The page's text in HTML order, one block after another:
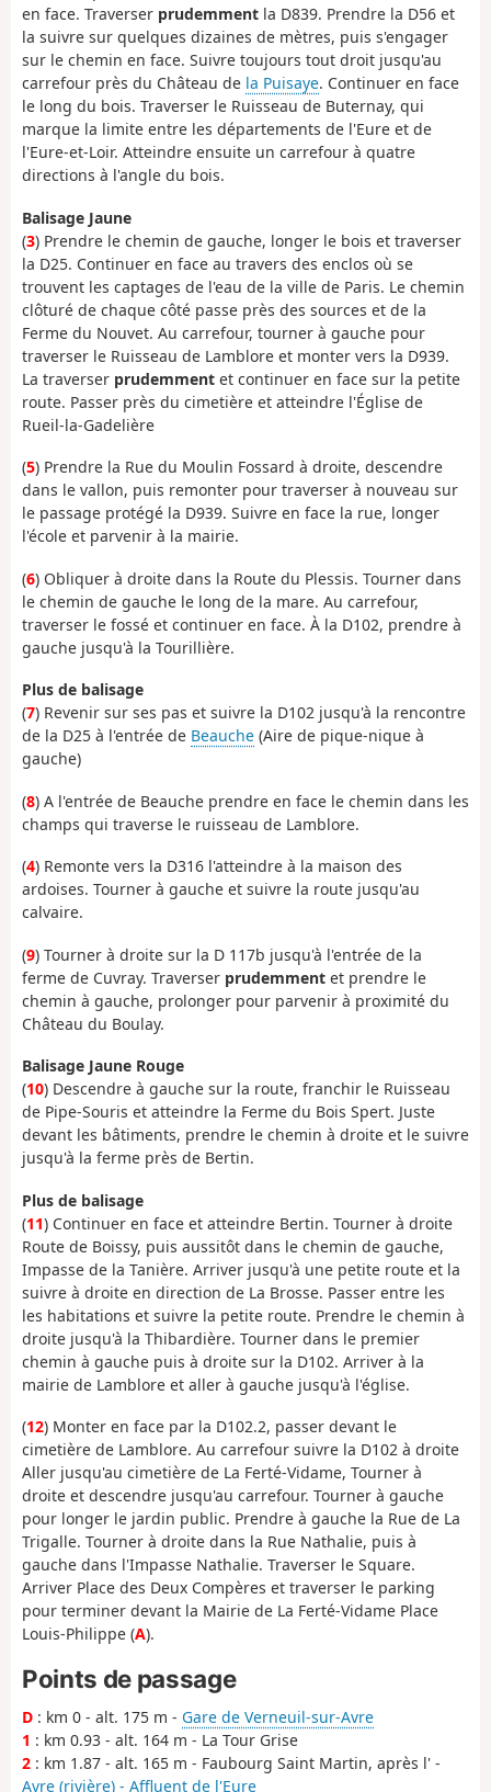
en face. Traverser prudemment la D839. Prendre la D56 et
la suivre sur quelques dizaines de mètres, puis s'engager
sur le chemin en face. Suivre toujours tout droit jusqu'au
carrefour près du Château de la Puisaye. Continuer en face
le long du bois. Traverser le Ruisseau de Buternay, qui
marque la limite entre les départements de l'Eure et de
l'Eure-et-Loir. Atteindre ensuite un carrefour à quatre
directions à l'angle du bois.
Balisage Jaune
(3) Prendre le chemin de gauche, longer le bois et traverser
la D25. Continuer en face au travers des enclos où se
trouvent les captages de l'eau de la ville de Paris. Le chemin
clôturé de chaque côté passe près des sources et de la
Ferme du Nouvet. Au carrefour, tourner à gauche pour
traverser le Ruisseau de Lamblore et monter vers la D939.
La traverser prudemment et continuer en face sur la petite
route. Passer près du cimetière et atteindre l'Église de
Rueil-la-Gadelière
(5) Prendre la Rue du Moulin Fossard à droite, descendre
dans le vallon, puis remonter pour traverser à nouveau sur
le passage protégé la D939. Suivre en face la rue, longer
l'école et parvenir à la mairie.
(6) Obliquer à droite dans la Route du Plessis. Tourner dans
le chemin de gauche le long de la mare. Au carrefour,
traverser le fossé et continuer en face. À la D102, prendre à
gauche jusqu'à la Tourillière.
Plus de balisage
(7) Revenir sur ses pas et suivre la D102 jusqu'à la rencontre
de la D25 à l'entrée de Beauche (Aire de pique-nique à
gauche)
(8) A l'entrée de Beauche prendre en face le chemin dans les
champs qui traverse le ruisseau de Lamblore.
(4) Remonte vers la D316 l'atteindre à la maison des
ardoises. Tourner à gauche et suivre la route jusqu'au
calvaire.
(9) Tourner à droite sur la D 117b jusqu'à l'entrée de la
ferme de Cuvray. Traverser prudemment et prendre le
chemin à gauche, prolonger pour parvenir à proximité du
Château du Boulay.
Balisage Jaune Rouge
(10) Descendre à gauche sur la route, franchir le Ruisseau
de Pipe-Souris et atteindre la Ferme du Bois Spert. Juste
devant les bâtiments, prendre le chemin à droite et le suivre
jusqu'à la ferme près de Bertin.
Plus de balisage
(11) Continuer en face et atteindre Bertin. Tourner à droite
Route de Boissy, puis aussitôt dans le chemin de gauche,
Impasse de la Tanière. Arriver jusqu'à une petite route et la
suivre à droite en direction de La Brosse. Passer entre les
les habitations et suivre la petite route. Prendre le chemin à
droite jusqu'à la Thibardière. Tourner dans le premier
chemin à gauche puis à droite sur la D102. Arriver à la
mairie de Lamblore et aller à gauche jusqu'à l'église.
(12) Monter en face par la D102.2, passer devant le
cimetière de Lamblore. Au carrefour suivre la D102 à droite
Aller jusqu'au cimetière de La Ferté-Vidame, Tourner à
droite et descendre jusqu'au carrefour. Tourner à gauche
pour longer le jardin public. Prendre à gauche la Rue de La
Trigalle. Tourner à droite dans la Rue Nathalie, puis à
gauche dans l'Impasse Nathalie. Traverser le Square.
Arriver Place des Deux Compères et traverser le parking
pour terminer devant la Mairie de La Ferté-Vidame Place
Louis-Philippe (A).
Points de passage
D : km 0 - alt. 175 m - Gare de Verneuil-sur-Avre
1 : km 0.93 - alt. 164 m - La Tour Grise
2 : km 1.87 - alt. 165 m - Faubourg Saint Martin, après l' -
Avre (rivière) - Affluent de l'Eure